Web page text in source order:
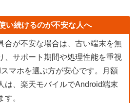
い続けるのが不安な人へ
合が不安な場合は、古い端末を無
、サポート期間や処理性能を重視
マホを選ぶ方が安心です。月額
は、楽天モバイルでAndroid端末
す。